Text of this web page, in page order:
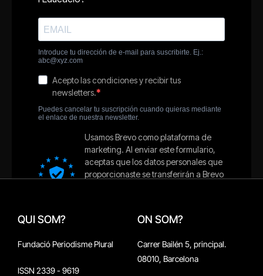
QUI SOM?
Fundació Periodisme Plural
ISSN 2339 - 9619
ON SOM?
Carrer Bailén 5, principal.
08010, Barcelona